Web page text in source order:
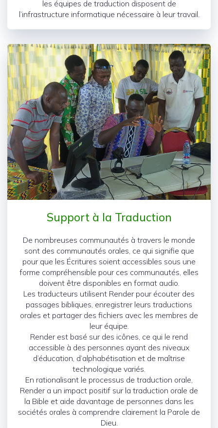
les équipes de traduction disposent de
l’infrastructure informatique nécessaire à leur travail.
Support à la Traduction
De nombreuses communautés à travers le monde
sont des communautés orales, ce qui signifie que
pour que les Écritures soient accessibles sous une
forme compréhensible pour ces communautés, elles
doivent être disponibles en format audio.
Les traducteurs utilisent Render pour écouter des
passages bibliques, enregistrer leurs traductions
orales et partager des fichiers avec les membres de
leur équipe.
Render est basé sur des icônes, ce qui le rend
accessible à des personnes ayant des niveaux
d’éducation, d’alphabétisation et de maîtrise
technologique variés.
En rationalisant le processus de traduction orale,
Render a un impact positif sur la traduction orale de
la Bible et aide davantage de personnes dans les
sociétés orales à comprendre clairement la Parole de
Dieu.